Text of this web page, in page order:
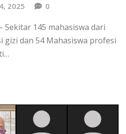
2025 0
Sekitar 145 mahasiswa dari
gizi dan 54 Mahasiswa profesi